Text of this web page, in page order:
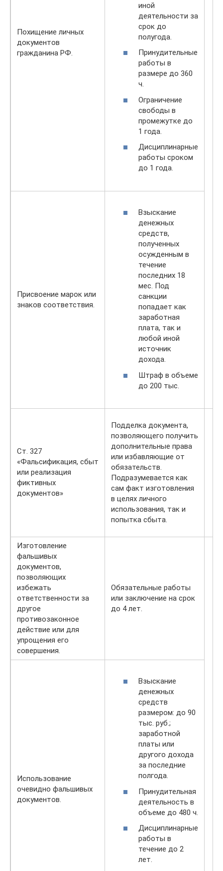
Похищение личных
документов
гражданина РФ.
иной
деятельности за
срок до
полугода.
Принудительные
работы в
размере до 360
ч.
Ограничение
свободы в
промежутке до
1 года.
Дисциплинарные
работы сроком
до 1 года.
Присвоение марок или
знаков соответствия.
Взыскание
денежных
средств,
полученных
осужденным в
течение
последних 18
мес. Под
санкции
попадает как
заработная
плата, так и
любой иной
источник
дохода.
Штраф в объеме
до 200 тыс.
Ст. 327
«Фальсификация, сбыт
или реализация
фиктивных
документов»
Подделка документа,
позволяющего получить
дополнительные права
или избавляющие от
обязательств.
Подразумевается как
сам факт изготовления
в целях личного
использования, так и
попытка сбыта.
Изготовление
фальшивых
документов,
позволяющих
избежать
ответственности за
другое
противозаконное
действие или для
упрощения его
совершения.
Обязательные работы
или заключение на срок
до 4 лет.
Использование
очевидно фальшивых
документов.
Взыскание
денежных
средств
размером: до 90
тыс. руб.;
заработной
платы или
другого дохода
за последние
полгода.
Принудительная
деятельность в
объеме до 480 ч.
Дисциплинарные
работы в
течение до 2
лет.